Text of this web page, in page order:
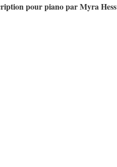
pour piano par Myra Hess